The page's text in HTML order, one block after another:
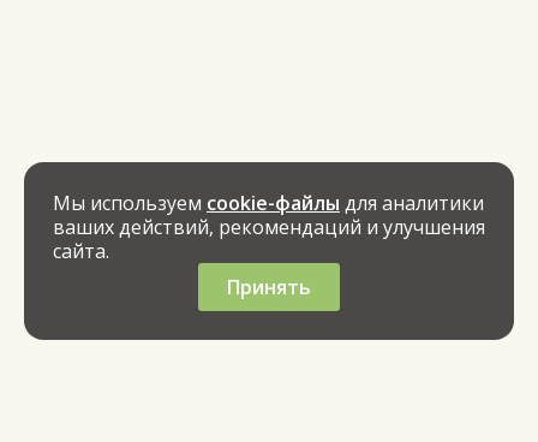
Мы используем cookie-файлы для аналитики
ваших действий, рекомендаций и улучшения
сайта.
Принять